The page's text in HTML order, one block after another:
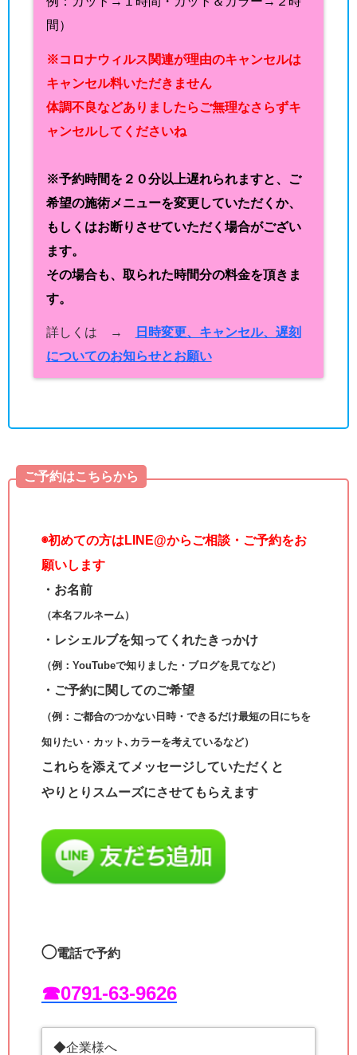
間）
※コロナウィルス関連が理由のキャンセルは
キャンセル料いただきません
体調不良などありましたらご無理なさらずキ
ャンセルしてくださいね
※予約時間を２０分以上遅れられますと、ご
希望の施術メニューを変更していただくか、
もしくはお断りさせていただく場合がござい
ます。
その場合も、取られた時間分の料金を頂きま
す。
詳しくは →
日時変更、キャンセル、遅刻
についてのお知らせとお願い
ご予約はこちらから
◉初めての方はLINE@からご相談・ご予約をお
願いします
・お名前
（本名フルネーム）
・レシェルブを知ってくれたきっかけ
（例：YouTubeで知りました・ブログを見てなど）
・ご予約に関してのご希望
（例：ご都合のつかない日時・できるだけ最短の日にちを
知りたい・カット､カラーを考えているなど）
これらを添えてメッセージしていただくと
やりとりスムーズにさせてもらえます
◯電話で予約
☎︎0791-63-9626
◆企業様へ